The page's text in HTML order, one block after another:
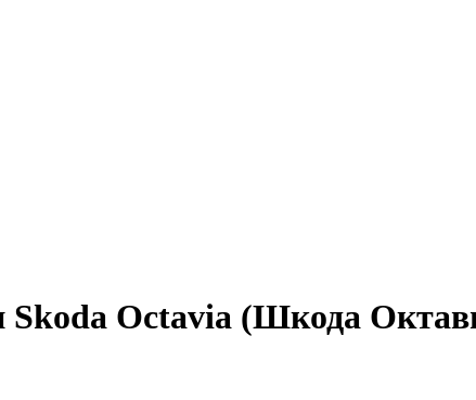
Skoda Octavia (Шкода